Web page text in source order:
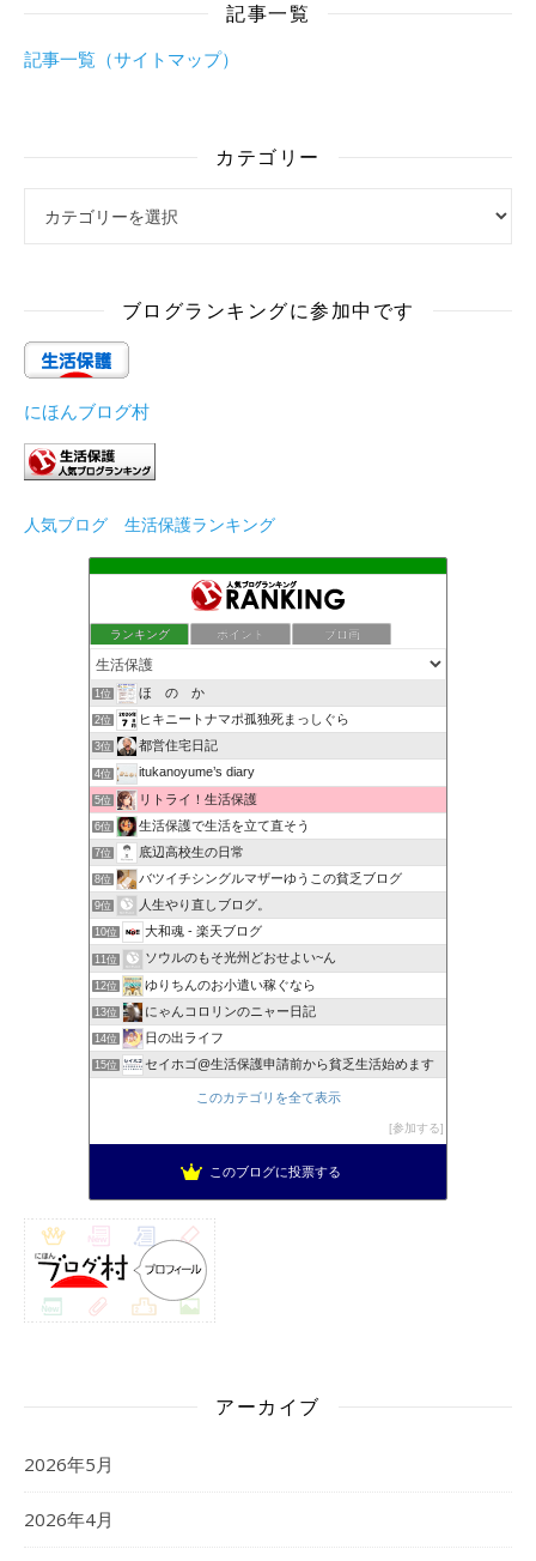
記事一覧
記事一覧（サイトマップ）
カテゴリー
ブログランキングに参加中です
にほんブログ村
人気ブログ 生活保護ランキング
ランキング ポイント ブロ画
1位 ほ の か
2位 ヒキニートナマポ孤独死まっしぐら
3位 都営住宅日記
4位 itukanoyume’s diary
5位 リトライ！生活保護
6位 生活保護で生活を立て直そう
7位 底辺高校生の日常
8位 バツイチシングルマザーゆうこの貧乏ブログ
9位 人生やり直しブログ。
10位 大和魂 - 楽天ブログ
11位 ソウルのもそ光州どおせよい~ん
12位 ゆりちんのお小遣い稼ぐなら
13位 にゃんコロリンのニャー日記
14位 日の出ライフ
15位 セイホゴ@生活保護申請前から貧乏生活始めます
このカテゴリを全て表示
参加する
このブログに投票する
アーカイブ
2026年5月
2026年4月